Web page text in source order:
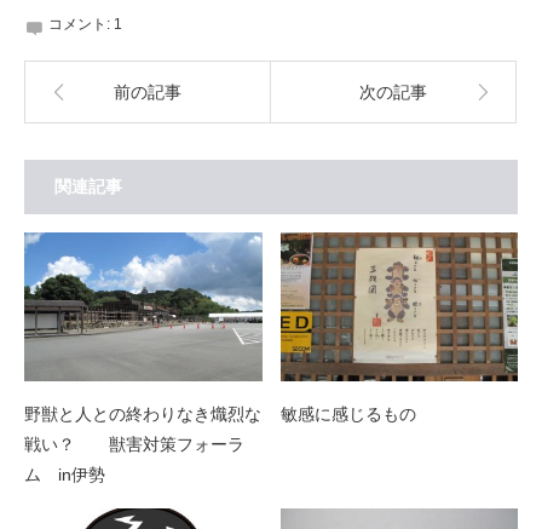
コメント: 1
前の記事 次の記事
関連記事
野獣と人との終わりなき熾烈な
戦い？ 獣害対策フォーラ
ム in伊勢
敏感に感じるもの